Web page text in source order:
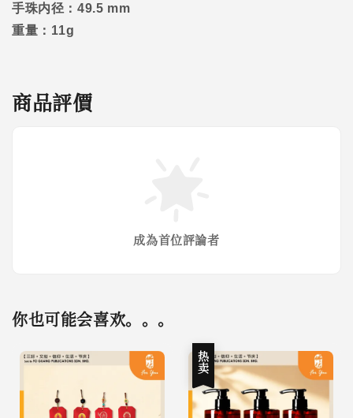
手珠内径： 49.5 mm
重量： 11g
商品評價
成為首位評論者
你也可能会喜欢。。。
热卖